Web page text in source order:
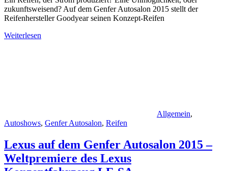
zukunftsweisend? Auf dem Genfer Autosalon 2015 stellt der
Reifenhersteller Goodyear seinen Konzept-Reifen
Weiterlesen
Allgemein,
Autoshows, Genfer Autosalon, Reifen
Lexus auf dem Genfer Autosalon 2015 –
Weltpremiere des Lexus